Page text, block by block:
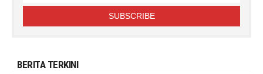
BERITA TERKINI